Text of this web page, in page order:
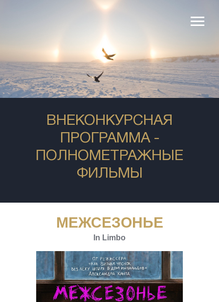
ВНЕКОНКУРСНАЯ
ПРОГРАММА -
ПОЛНОМЕТРАЖНЫЕ
ФИЛЬМЫ
Жанр
МЕЖСЕЗОНЬЕ
In Limbo